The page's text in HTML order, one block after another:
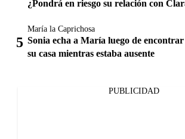
¿Pondrá en riesgo su relación con
María la Caprichosa
Sonia echa a María luego de
su casa mientras estaba ausente
PUBLICIDAD